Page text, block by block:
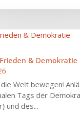
& Demokratie
Welt bewegen!
Tags der
und des...